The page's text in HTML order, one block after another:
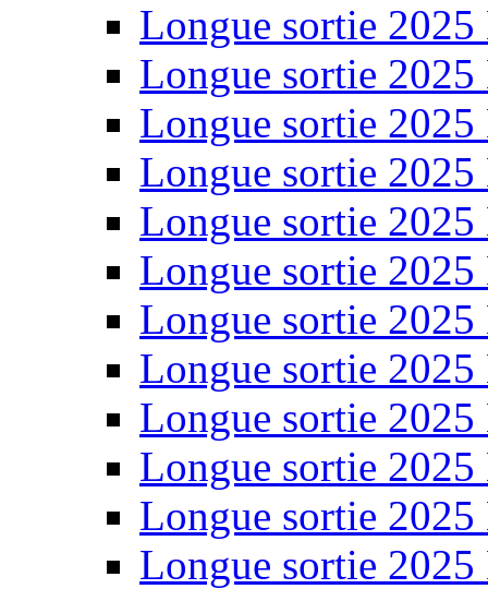
Longue sortie 2025
Longue sortie 2025
Longue sortie 2025
Longue sortie 2025
Longue sortie 2025
Longue sortie 2025
Longue sortie 2025
Longue sortie 2025
Longue sortie 2025
Longue sortie 2025
Longue sortie 2025
Longue sortie 2025